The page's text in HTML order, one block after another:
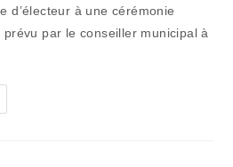
d’électeur à une cérémonie
par le conseiller municipal à